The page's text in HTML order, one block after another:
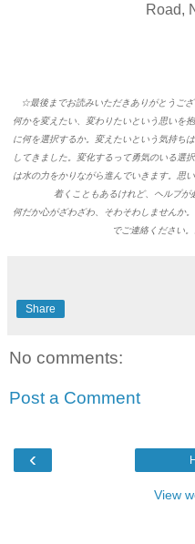
Road,
☆最後までお読みいただきありがとうご
何かを変えたい、変わりたいという思いを
に何を選択するか。変えたいという気持ち
してきました。変化するって勇気のいる選
は水の力をかりながら進んでいきます。思
着くこともあるけれど、ヘルプが
何だか心がざわざわ、そわそわしませんか
でご連絡ください
Share
No comments:
Post a Comment
‹
View